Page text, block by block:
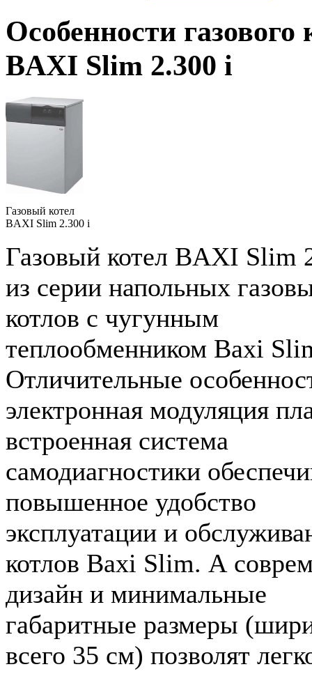
Особенности газового
BAXI Slim 2.300 i
Газовый котел
BAXI Slim 2.300 i
Газовый котел BAXI Slim
из серии напольных
котлов с чугунным
теплообменником Baxi
Отличительные
электронная модуляция
встроенная система
самодиагностики
повышенное удобство
эксплуатации и
котлов Baxi Slim. А
дизайн и минимальные
габаритные размеры
всего 35 см) позволят